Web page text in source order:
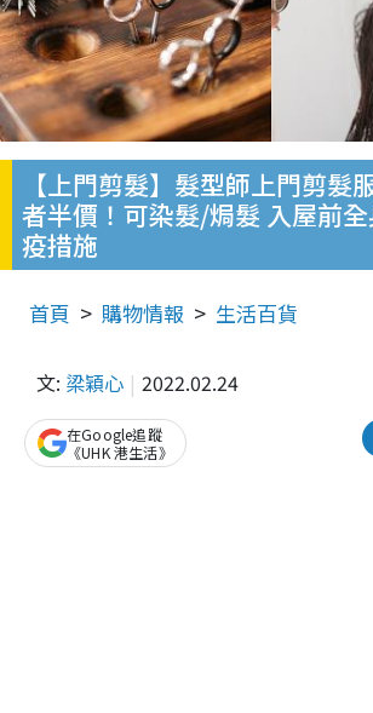
【上門剪髮】髮型師上門剪髮
者半價！可染髮/焗髮 入屋前
疫措施
首頁 購物情報 生活百貨
文: 梁穎心 2022.02.24
在Google追蹤
《UHK 港生活》